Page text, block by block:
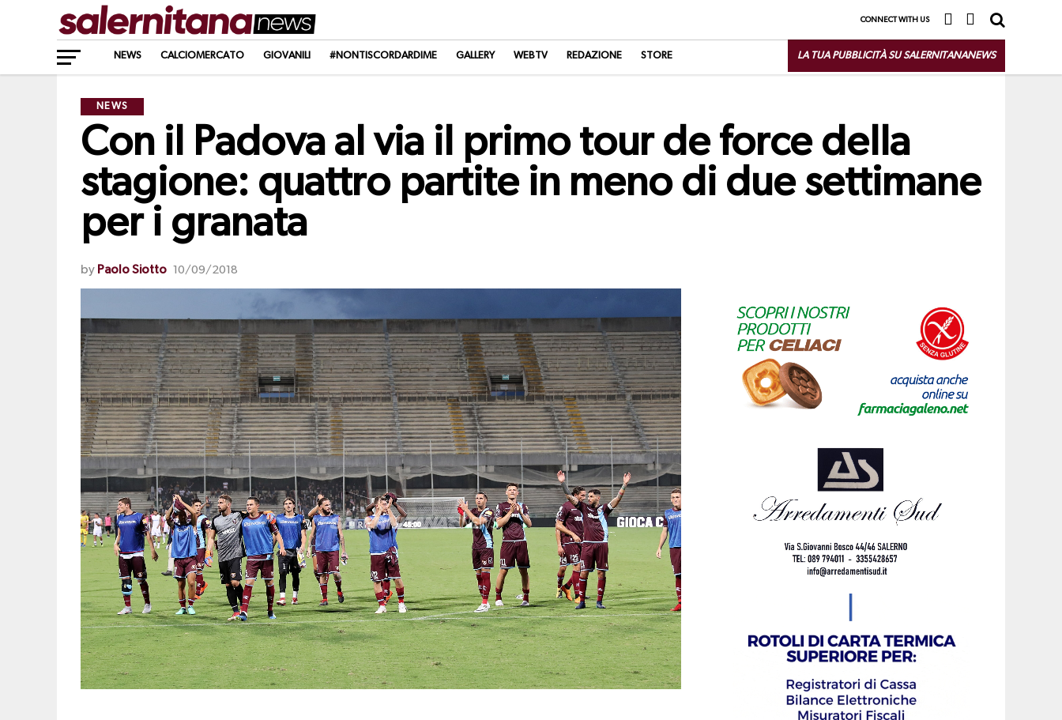
CONNECT WITH US
NEWS CALCIOMERCATO GIOVANILI #NONTISCORDARDIME GALLERY WEBTV REDAZIONE STORE LA TUA PUBBLICITÀ SU SALERNITANANEWS
NEWS
Con il Padova al via il primo tour de force della
stagione: quattro partite in meno di due settimane
per i granata
by Paolo Siotto 10/09/2018